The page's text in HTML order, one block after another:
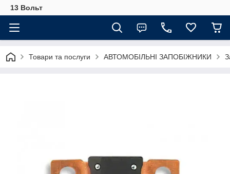
13 Вольт
Товари та послуги АВТОМОБІЛЬНІ ЗАПОБІЖНИКИ